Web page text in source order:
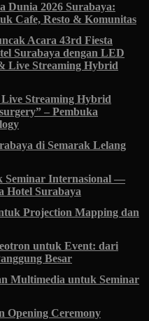
Dunia 2026 Surabaya:
Cafe, Resto & Komunitas
Acara 43rd Fiesta
Surabaya dengan LED
Live Streaming Hybrid
Streaming Hybrid
– Pembuka
di Semarak Lelang
Seminar Internasional —
Hotel Surabaya
Projection Mapping dan
untuk Event: dari
Besar
Multimedia untuk Seminar
Opening Ceremony